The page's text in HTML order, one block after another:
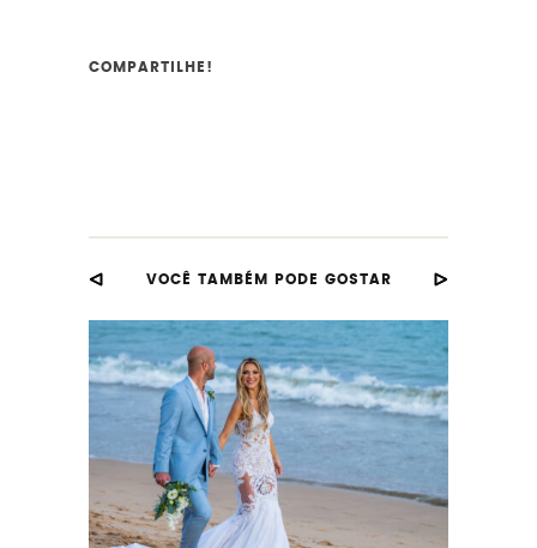
COMPARTILHE!
VOCÊ TAMBÉM PODE GOSTAR